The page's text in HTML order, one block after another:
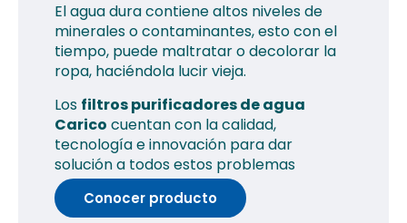
El agua dura contiene altos niveles de
minerales o contaminantes, esto con el
tiempo, puede maltratar o decolorar la
ropa, haciéndola lucir vieja.
Los filtros purificadores de agua
Carico cuentan con la calidad,
tecnología e innovación para dar
solución a todos estos problemas
Conocer producto